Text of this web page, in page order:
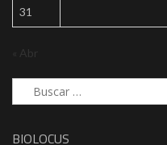
31
« Abr
Buscar:
BIOLOCUS